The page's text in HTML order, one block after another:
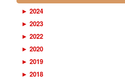
► 2024
► 2023
► 2022
► 2020
► 2019
► 2018